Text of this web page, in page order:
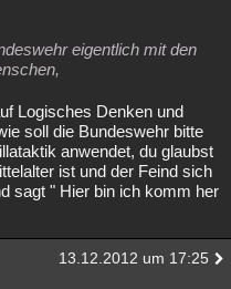
eigentlich mit den
Logisches Denken und
soll die Bundeswehr bitte
anwendet, du glaubst
ist und der Feind sich
sagt " Hier bin ich komm her
13.12.2012 um 17:25